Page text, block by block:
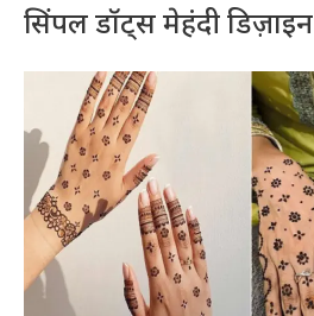
सिंपल डॉट्स मेहंदी डिज़ाइन